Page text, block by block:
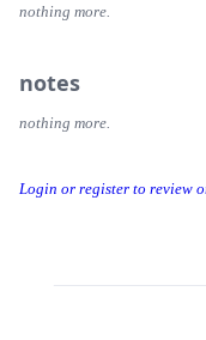
Login or register to review
nothing more.
notes
nothing more.